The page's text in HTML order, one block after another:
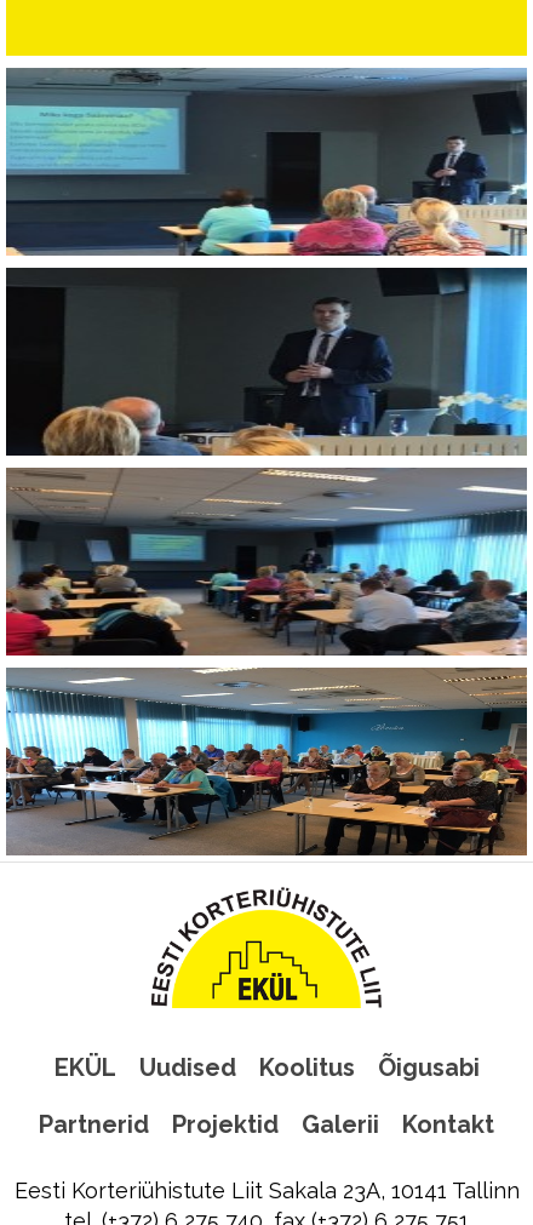
EKÜL Uudised Koolitus
Õigusabi
Partnerid
Projektid Galerii Kontakt
Eesti Korteriühistute Liit Sakala 23A, 10141 Tallinn